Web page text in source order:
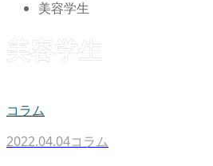
美容学生
美容学生
コラム
2022.04.04コラム